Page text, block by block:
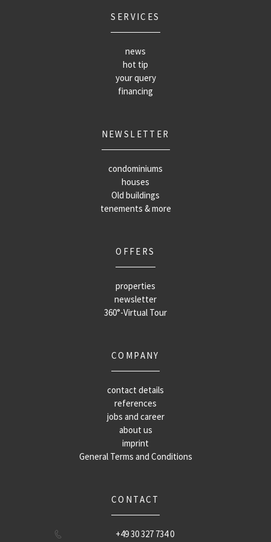
SERVICES
news
hot tip
your query
financing
NEWSLETTER
condominiums
houses
Old buildings
tenements & more
OFFERS
properties
newsletter
360°-Virtual Tour
COMPANY
contact details
references
jobs and career
about us
imprint
General Terms and Conditions
CONTACT
+49 30 327 734 0